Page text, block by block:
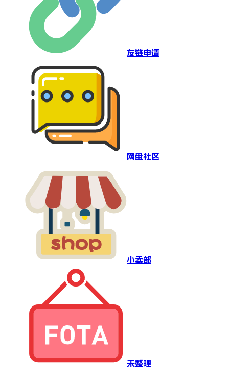
友链申请
网盘社区
小卖部
未整理